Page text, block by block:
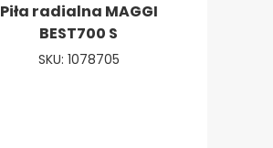
Piła radialna MAGGI
BEST700 S
SKU: 1078705